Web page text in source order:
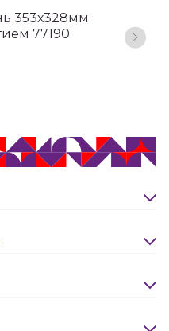
353х328мм
77190